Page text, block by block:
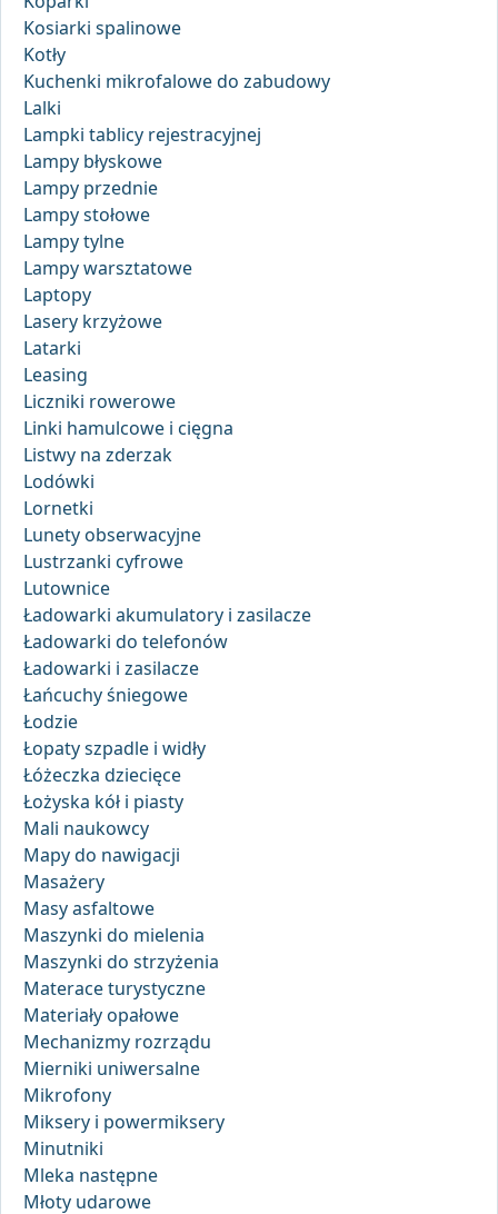
Kosiarki spalinowe
Kotły
Kuchenki mikrofalowe do zabudowy
Lalki
Lampki tablicy rejestracyjnej
Lampy błyskowe
Lampy przednie
Lampy stołowe
Lampy tylne
Lampy warsztatowe
Laptopy
Lasery krzyżowe
Latarki
Leasing
Liczniki rowerowe
Linki hamulcowe i cięgna
Listwy na zderzak
Lodówki
Lornetki
Lunety obserwacyjne
Lustrzanki cyfrowe
Lutownice
Ładowarki akumulatory i zasilacze
Ładowarki do telefonów
Ładowarki i zasilacze
Łańcuchy śniegowe
Łodzie
Łopaty szpadle i widły
Łóżeczka dziecięce
Łożyska kół i piasty
Mali naukowcy
Mapy do nawigacji
Masażery
Masy asfaltowe
Maszynki do mielenia
Maszynki do strzyżenia
Materace turystyczne
Materiały opałowe
Mechanizmy rozrządu
Mierniki uniwersalne
Mikrofony
Miksery i powermiksery
Minutniki
Mleka następne
Młoty udarowe